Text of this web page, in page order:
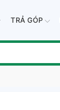
TRẢ GÓP